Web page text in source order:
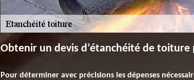
Obtenir un devis d’étanchéité de toiture
Pour déterminer avec précisions les dépenses